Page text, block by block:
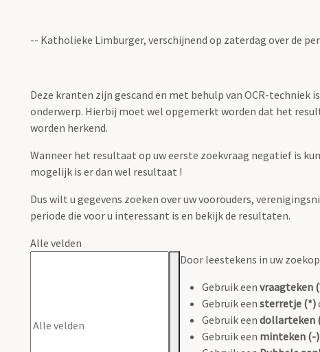
-- Katholieke Limburger, verschijnend op zaterdag over de
Deze kranten zijn gescand en met behulp van OCR-
onderwerp. Hierbij moet wel opgemerkt worden dat het
worden herkend.
Wanneer het resultaat op uw eerste zoekvraag negatief is
mogelijk is er dan wel resultaat !
Dus wilt u gegevens zoeken over uw voorouders,
periode die voor u interessant is en bekijk de resultaten.
Alle velden
Door leestekens in uw
Gebruik een vraagteken
Gebruik een sterretje (*)
Gebruik een dollarteken
Gebruik een minteken (-)